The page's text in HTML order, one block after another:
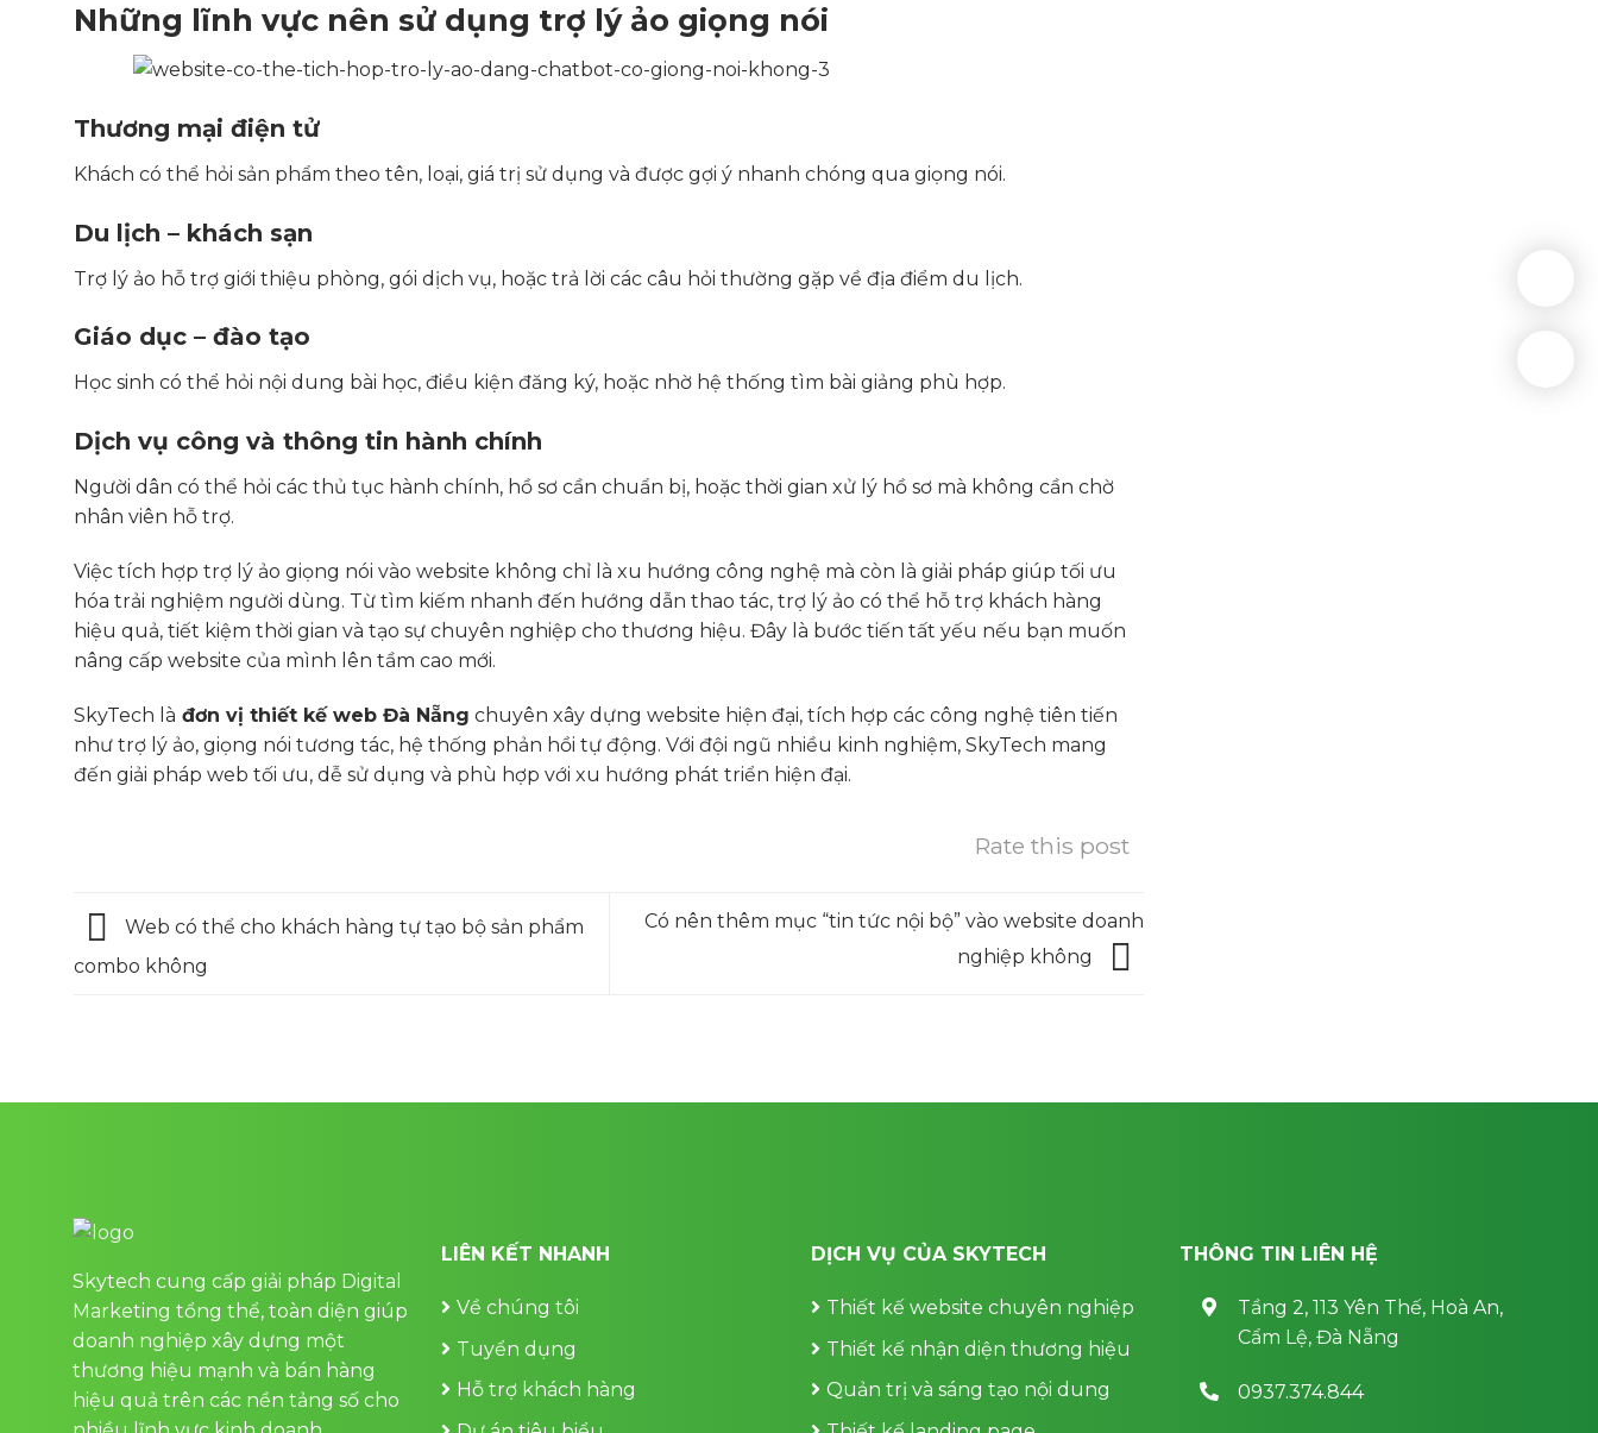
Những lĩnh vực nên sử dụng trợ lý ảo giọng nói
Thương mại điện tử
Khách có thể hỏi sản phẩm theo tên, loại, giá trị sử dụng và được gợi ý nhanh chóng qua giọng nói.
Du lịch – khách sạn
Trợ lý ảo hỗ trợ giới thiệu phòng, gói dịch vụ, hoặc trả lời các câu hỏi thường gặp về địa điểm du lịch.
Giáo dục – đào tạo
Học sinh có thể hỏi nội dung bài học, điều kiện đăng ký, hoặc nhờ hệ thống tìm bài giảng phù hợp.
Dịch vụ công và thông tin hành chính
Người dân có thể hỏi các thủ tục hành chính, hồ sơ cần chuẩn bị, hoặc thời gian xử lý hồ sơ mà không cần chờ
nhân viên hỗ trợ.
Việc tích hợp trợ lý ảo giọng nói vào website không chỉ là xu hướng công nghệ mà còn là giải pháp giúp tối ưu
hóa trải nghiệm người dùng. Từ tìm kiếm nhanh đến hướng dẫn thao tác, trợ lý ảo có thể hỗ trợ khách hàng
hiệu quả, tiết kiệm thời gian và tạo sự chuyên nghiệp cho thương hiệu. Đây là bước tiến tất yếu nếu bạn muốn
nâng cấp website của mình lên tầm cao mới.
SkyTech là đơn vị thiết kế web Đà Nẵng chuyên xây dựng website hiện đại, tích hợp các công nghệ tiên tiến
như trợ lý ảo, giọng nói tương tác, hệ thống phản hồi tự động. Với đội ngũ nhiều kinh nghiệm, SkyTech mang
đến giải pháp web tối ưu, dễ sử dụng và phù hợp với xu hướng phát triển hiện đại.
Rate this post
Web có thể cho khách hàng tự tạo bộ sản phẩm
combo không
Có nên thêm mục “tin tức nội bộ” vào website doanh
nghiệp không
Skytech cung cấp giải pháp Digital
Marketing tổng thể, toàn diện giúp
doanh nghiệp xây dựng một
thương hiệu mạnh và bán hàng
hiệu quả trên các nền tảng số cho
LIÊN KẾT NHANH
Về chúng tôi
Tuyển dụng
Hỗ trợ khách hàng
DỊCH VỤ CỦA SKYTECH
Thiết kế website chuyên nghiệp
Thiết kế nhận diện thương hiệu
Quản trị và sáng tạo nội dung
THÔNG TIN LIÊN HỆ
Tầng 2, 113 Yên Thế, Hoà An,
Cẩm Lệ, Đà Nẵng
0937.374.844